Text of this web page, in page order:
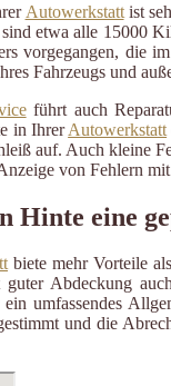
Autowerkstattist
etwa alle 15000
vorgegangen, die
Fahrzeugs und
führt auch
in IhrerAutowerkstatt
auf. Auch kleine
von Fehlern
Hinte eine
biete mehr Vorteile
guter Abdeckung
umfassendes
und die